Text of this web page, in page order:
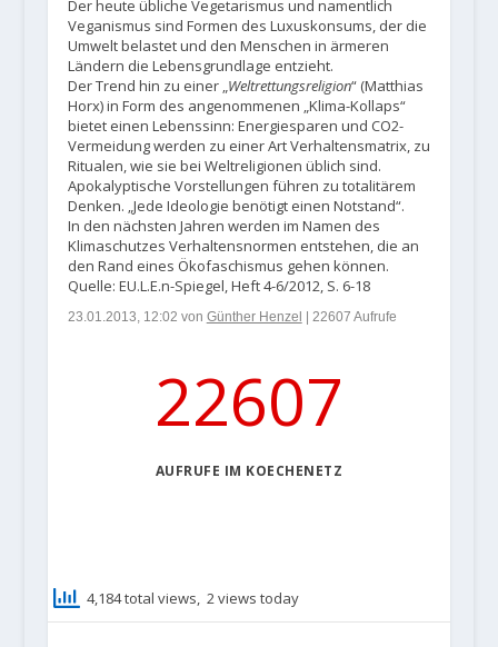
Der heute übliche Vegetarismus und namentlich
Veganismus sind Formen des Luxuskonsums, der die
Umwelt belastet und den Menschen in ärmeren
Ländern die Lebensgrundlage entzieht.
Der Trend hin zu einer „Weltrettungsreligion“ (Matthias
Horx) in Form des angenommenen „Klima-Kollaps“
bietet einen Lebenssinn: Energiesparen und CO2-
Vermeidung werden zu einer Art Verhaltensmatrix, zu
Ritualen, wie sie bei Weltreligionen üblich sind.
Apokalyptische Vorstellungen führen zu totalitärem
Denken. „Jede Ideologie benötigt einen Notstand“.
In den nächsten Jahren werden im Namen des
Klimaschutzes Verhaltensnormen entstehen, die an
den Rand eines Ökofaschismus gehen können.
Quelle: EU.L.E.n-Spiegel, Heft 4-6/2012, S. 6-18
23.01.2013, 12:02 von Günther Henzel | 22607 Aufrufe
22607
AUFRUFE IM KOECHENETZ
4,184 total views, 2 views today